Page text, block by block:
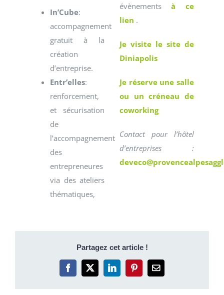
In’Cube:
accompagnement
gratuit à la
création
d’entreprise.
Entr’elles:
renforcement,
et sécurisation
de
l’accompagnement
des
entrepreneures
via des ateliers
thématiques,
évènements à ce
lien .
Je visite le site de
Diniapolis
Je réserve une salle
ou un créneau de
coworking
Contact pour l’hôtel
d’entreprises :
Partagez cet article !
Facebook
X LinkedInPinterestEmail